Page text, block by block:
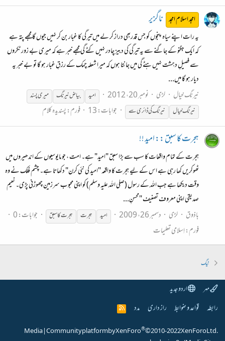
امجد اسلام امجد ناگزیر
یہ رات اپنے سیاہ پنجوں کو جس قدربھی دراز کر لے میں تیرگی کا غبار بن کر نہیں جیوں گا مجھے پتہ ہے
کہ ایک جگنو کے جاگنے سے یہ تیرگی کی دبیز چادر نہیں کٹے گی مجھے خبر ہے کہ میری بے زور ٹکروں
سے فصیلِ دہشت نہیں ہٹے گی میں جانتا ہوں کہ میرا شعلہ چمک کے رزقِ غبار ہو گا تو بے خبر یہ
دیار ہو گا میں...
نیرنگ خیال
لڑی نومبر 20، 2012 امید بیاض نیرنگ
میری پسند
نیرنگ خیال
نیرنگ کی ڈائری سے جوابات: 13 فورم:پسندیدہ کلام
ہجرت کا سبق ::‌ امید !!
ہجرت کے تمام واقعات کا سب سے بڑا سبق "امید" ہے۔ امت ، جو مایوسیوں کے اندھیروں میں
ٹھوکریں کھا رہی ہے اس کے لیے ہجرت کا واقعہ "امید کی نئی کرن" دکھاتا ہے۔ چشم فلک نے وہ
وقت دیکھا ہے جب اللہ کے رسول (صلی اللہ علیہ وسلم) کو اپنی محبوب سرزمین چھوڑنی پڑی۔ نعیم
صدیقی اپنی معروف تصنیف "محسنِ...
باذوق
لڑی دسمبر 26، 2009 امید ہجرت ہجرت کا سبق
جوابات: 0
فورم:اِسلامی تعلیمات
ٹیگ
مہر
اردو جدید
رابطہ قواعد و ضوابط راز داری مدد
R
S
Community platform by XenForo®© 2010-2022 XenForo Ltd.
|
Media